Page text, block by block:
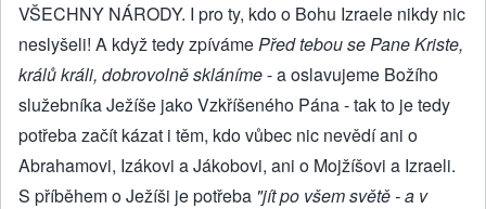
VŠECHNY NÁRODY. I pro ty, kdo o Bohu Izraele nikdy nic
neslyšeli! A když tedy zpívámePřed tebou se Pane Kriste,
králů králi, dobrovolně skláníme- a oslavujeme Božího
služebníka Ježíše jako Vzkříšeného Pána - tak to je tedy
potřeba začít kázat i těm, kdo vůbec nic nevědí ani o
Abrahamovi, Izákovi a Jákobovi, ani o Mojžíšovi a Izraeli.
S příběhem o Ježíši je potřeba "jít po všem světě - a v